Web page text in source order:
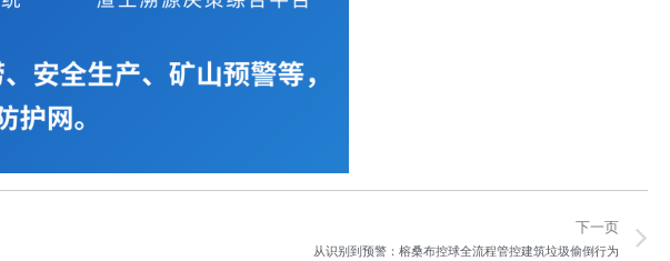
下一页
从识别到预警：榕桑布控球全流程管控建筑垃圾偷倒行为